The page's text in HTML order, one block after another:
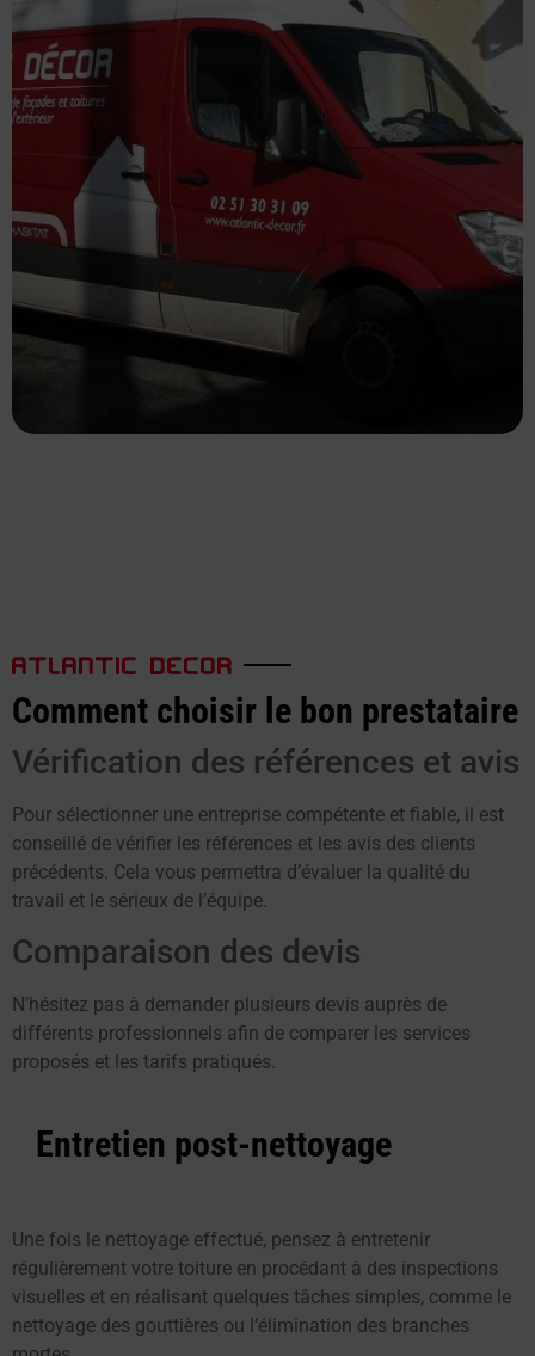
ATLANTIC DECOR
Comment choisir le bon prestataire
Vérification des références et avis
Pour sélectionner une entreprise compétente et fiable, il est
conseillé de vérifier les références et les avis des clients
précédents. Cela vous permettra d’évaluer la qualité du
travail et le sérieux de l’équipe.
Comparaison des devis
N’hésitez pas à demander plusieurs devis auprès de
différents professionnels afin de comparer les services
proposés et les tarifs pratiqués.
Entretien post-nettoyage
Une fois le nettoyage effectué, pensez à entretenir
régulièrement votre toiture en procédant à des inspections
visuelles et en réalisant quelques tâches simples, comme le
nettoyage des gouttières ou l’élimination des branches